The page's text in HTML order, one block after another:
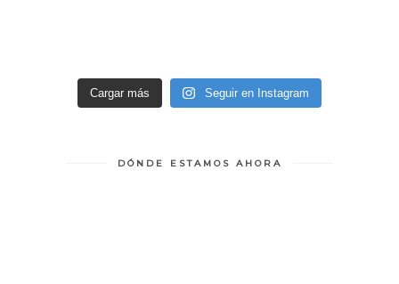
Cargar más Seguir en Instagram
DÓNDE ESTAMOS AHORA